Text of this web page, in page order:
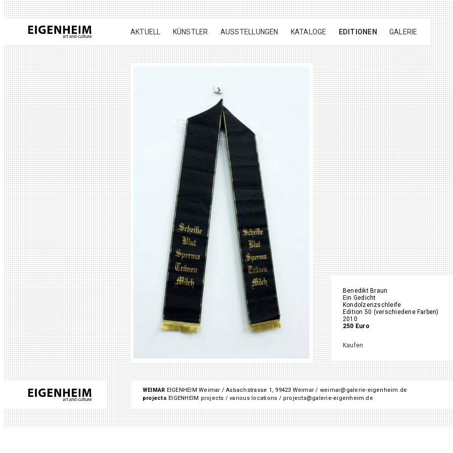
AKTUELL KÜNSTLER AUSSTELLUNGEN KATALOGE EDITIONEN GALERIE
Benedikt Braun
Ein Gedicht
Kondolzenzschleife
Edition 50 (verschiedene Farben)
2010
250 Euro
Kaufen
WEIMAR EIGENHEIM Weimar / Asbachstrasse 1, 99423 Weimar / weimar@galerie-eigenheim.de
projects EIGENHEIM projects / various locations / projects@galerie-eigenheim.de